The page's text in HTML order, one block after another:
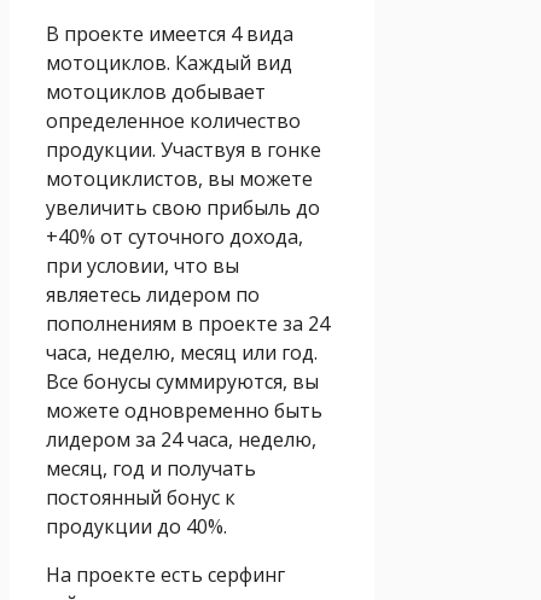
В проекте имеется 4 вида
мотоциклов. Каждый вид
мотоциклов добывает
определенное количество
продукции. Участвуя в гонке
мотоциклистов, вы можете
увеличить свою прибыль до
+40% от суточного дохода,
при условии, что вы
являетесь лидером по
пополнениям в проекте за 24
часа, неделю, месяц или год.
Все бонусы суммируются, вы
можете одновременно быть
лидером за 24 часа, неделю,
месяц, год и получать
постоянный бонус к
продукции до 40%.
На проекте есть серфинг